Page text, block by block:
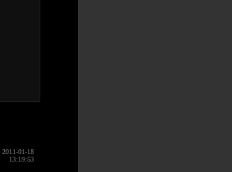
2011-01-18
13:19:53